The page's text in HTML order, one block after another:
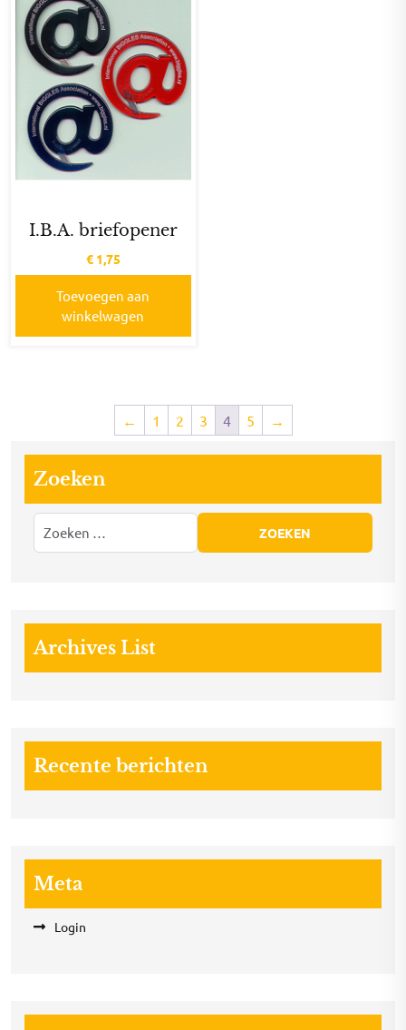
I.B.A. briefopener
€1,75
Toevoegen aan
winkelwagen
← 1 2 3 4 5 →
Zoeken
Archives List
Recente berichten
Meta
Login